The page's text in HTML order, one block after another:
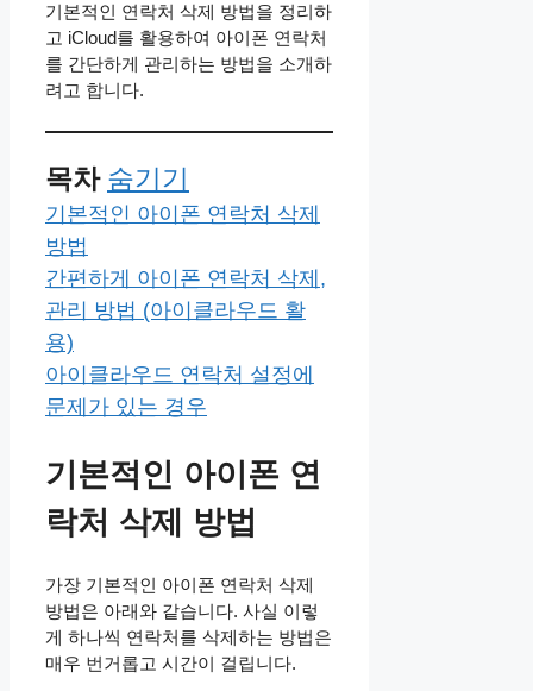
기본적인 연락처 삭제 방법을 정리하
고 iCloud를 활용하여 아이폰 연락처
를 간단하게 관리하는 방법을 소개하
려고 합니다.
목차 숨기기
​기본적인 아이폰 연락처 삭제
방법
​간편하게 아이폰 연락처 삭제,
관리 방법 (아이클라우드 활
용)
아이클라우드 연락처 설정에
문제가 있는 경우
​기본적인 아이폰 연
락처 삭제 방법
가장 기본적인 아이폰 연락처 삭제
방법은 아래와 같습니다. 사실 이렇
게 하나씩 연락처를 삭제하는 방법은
매우 번거롭고 시간이 걸립니다.